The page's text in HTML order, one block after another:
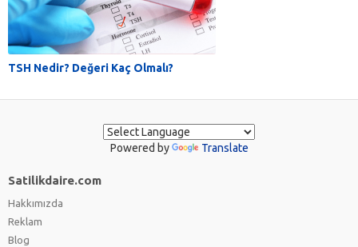
TSH Nedir? Değeri Kaç Olmalı?
Powered by Translate
Satilikdaire.com
Hakkımızda
Reklam
Blog